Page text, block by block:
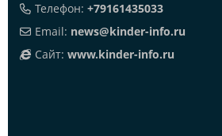
Телефон: +79161435033
Email: news@kinder-info.ru
Сайт: www.kinder-info.ru